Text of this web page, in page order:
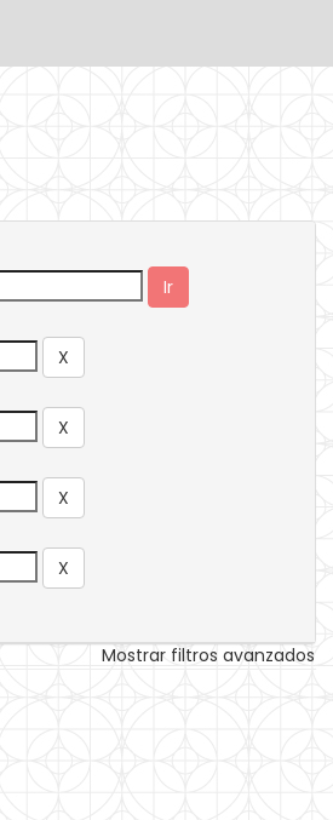
Mostrar filtros avanzados